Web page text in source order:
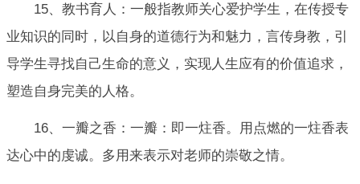
15、教书育人：一般指教师关心爱护学生，在传授专
业知识的同时，以自身的道德行为和魅力，言传身教，引
导学生寻找自己生命的意义，实现人生应有的价值追求，
塑造自身完美的人格。
16、一瓣之香：一瓣：即一炷香。用点燃的一炷香表
达心中的虔诚。多用来表示对老师的崇敬之情。